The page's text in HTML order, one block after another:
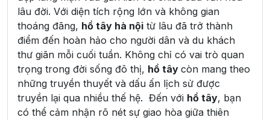
lâu đời. Với diện tích rộng lớn và không gian
thoáng đãng, hồ tây hà nội từ lâu đã trở thành
điểm đến hoàn hảo cho người dân và du khách
thư giãn mỗi cuối tuần. Không chỉ có vai trò quan
trọng trong đời sống đô thị, hồ tây còn mang theo
những truyền thuyết và dấu ấn lịch sử được
truyền lại qua nhiều thế hệ. Đến với hồ tây, bạn
có thể cảm nhận rõ nét sự giao hòa giữa thiên